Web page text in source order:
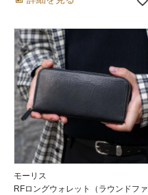
モーリス
RFロングウォレット（ラウンドファ